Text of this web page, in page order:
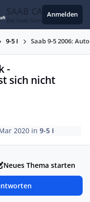
SAAB CARS
Die Saab Gemeinschaft
Anmelden
9-5 I Saab 9-5 2006:
-
sich nicht
2020 in9-5 I
Neues Thema starten